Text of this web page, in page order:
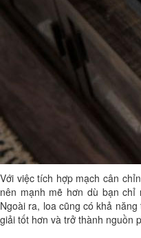
Với việc tích hợp mạch cân
nên mạnh mẽ hơn dù bạn
Ngoài ra, loa cũng có khả
giải tốt hơn và trở thành nguồn